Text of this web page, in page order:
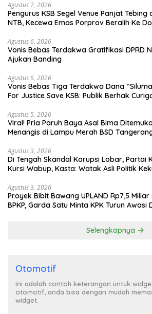
Agustus 7, 2026
Pengurus KSB Segel Venue Panjat Tebing
NTB, Kecewa Emas Porprov Beralih Ke
Agustus 6, 2026
Vonis Bebas Terdakwa Gratifikasi DPRD
Ajukan Banding
Agustus 6, 2026
Vonis Bebas Tiga Terdakwa Dana
For Justice Save KSB: Publik Berhak
Agustus 5, 2026
Viral! Pria Paruh Baya Asal Bima
Menangis di Lampu Merah BSD
Agustus 3, 2026
Di Tengah Skandal Korupsi Lobar, Partai
Kursi Wabup, Kasta: Watak Asli Politik
Agustus 3, 2026
Proyek Bibit Bawang UPLAND Rp7,5
BPKP, Garda Satu Minta KPK Turun
Selengkapnya
Otomotif
Ini adalah contoh keterangan untuk
otomotif, anda bisa dengan mudah
widget.